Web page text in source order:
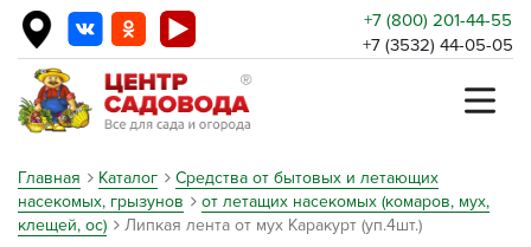
+7 (800) 201-44-55
+7 (3532) 44-05-05
Главная Каталог
Средства от бытовых и летающих
насекомых, грызунов
от летащих насекомых (комаров, мух,
клещей, ос)
Липкая лента от мух Каракурт (уп.4шт.)